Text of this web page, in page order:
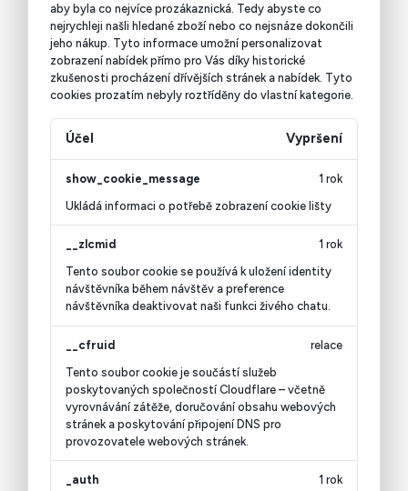
aby byla co nejvíce prozákaznická. Tedy abyste co
nejrychleji našli hledané zboží nebo co nejsnáze dokončili
jeho nákup. Tyto informace umožní personalizovat
zobrazení nabídek přímo pro Vás díky historické
zkušenosti procházení dřívějších stránek a nabídek. Tyto
cookies prozatím nebyly roztříděny do vlastní kategorie.
Účel Vypršení
show_cookie_message
Ukládá informaci o potřebě zobrazení cookie lišty
1 rok
__zlcmid
Tento soubor cookie se používá k uložení identity
návštěvníka během návštěv a preference
návštěvníka deaktivovat naši funkci živého chatu.
1 rok
__cfruid
Tento soubor cookie je součástí služeb
poskytovaných společností Cloudflare – včetně
vyrovnávání zátěže, doručování obsahu webových
stránek a poskytování připojení DNS pro
provozovatele webových stránek.
relace
_auth 1 rok